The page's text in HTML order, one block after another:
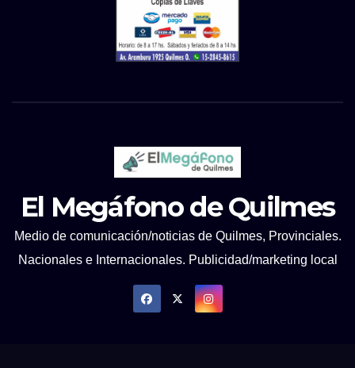
El Megáfono de Quilmes
Medio de comunicación/noticias de Quilmes, Provinciales.
Nacionales e Internacionales. Publicidad/marketing local